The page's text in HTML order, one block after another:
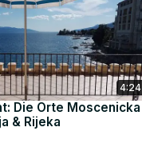
4:24
Die Orte Moscenicka
& Rijeka